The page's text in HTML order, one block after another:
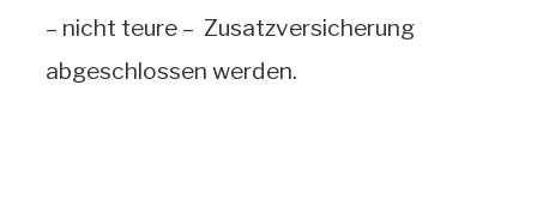
– nicht teure – Zusatzversicherung
abgeschlossen werden.